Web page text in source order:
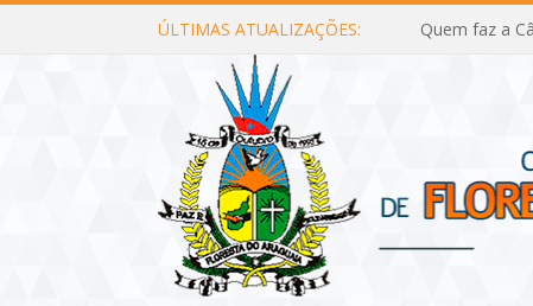
ÚLTIMAS ATUALIZAÇÕES: Quem faz a